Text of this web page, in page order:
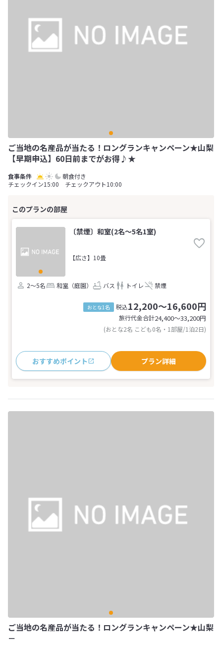
ご当地の名産品が当たる！ロングランキャンペーン★山梨
【早期申込】60日前までがお得♪★
朝食付き
チェックイン15:00 チェックアウト10:00
〔禁煙〕和室(2名～5名1室)
【広さ】10畳
2～5名 和室（庭園） バス トイレ 禁煙
おとな1名 税込12,200～16,600円
旅行代金合計24,400〜33,200円
(おとな2名 こども0名・1部屋/1泊2日)
おすすめポイント プラン詳細
ご当地の名産品が当たる！ロングランキャンペーン★山梨
－